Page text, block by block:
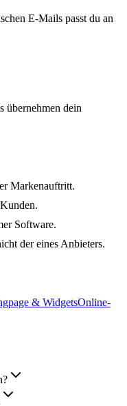
E-Mails passt du an
übernehmen dein
Markenauftritt.
Software.
der eines Anbieters.
& WidgetsOnline-